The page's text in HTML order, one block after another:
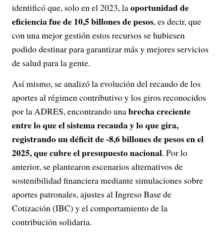
identificó que, solo en el 2023, laoportunidad de
eficiencia fue de 10,5 billones de pesos, es decir, que
con una mejor gestión estos recursos se hubiesen
podido destinar para garantizar más y mejores servicios
de salud para la gente.
Así mismo, se analizó la evolución del recaudo de los
aportes al régimen contributivo y los giros reconocidos
por la ADRES, encontrando unabrecha creciente
entre lo que el sistema recauda y lo que gira,
registrando un déficit de -8,6 billones de pesos en el
2025, que cubre el presupuesto nacional. Por lo
anterior, se plantearon escenarios alternativos de
sostenibilidad financiera mediante simulaciones sobre
aportes patronales, ajustes al Ingreso Base de
Cotización (IBC) y el comportamiento de la
contribución solidaria.